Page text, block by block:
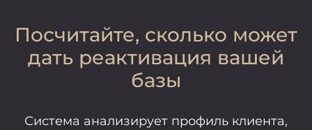
Посчитайте, сколько может
дать реактивация вашей
базы
Система анализирует профиль клиента,